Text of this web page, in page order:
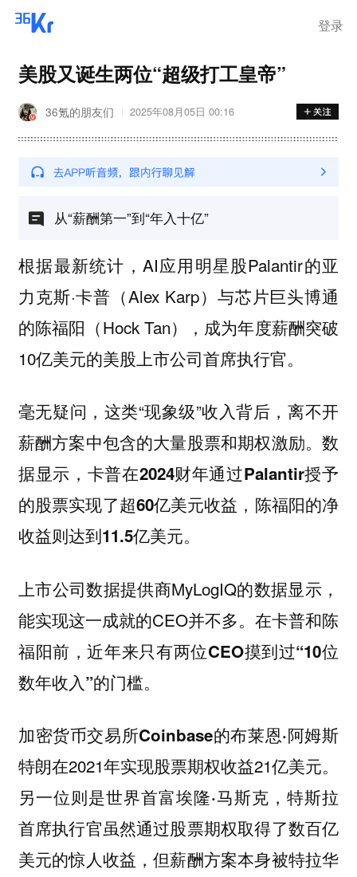
登录
美股又诞生两位“超级打工皇帝”
36氪的朋友们 2025年08月05日 00:16
从“薪酬第一”到“年入十亿”
根据最新统计，AI应用明星股Palantir的亚
力克斯·卡普（Alex Karp）与芯片巨头博通
的陈福阳（Hock Tan），成为年度薪酬突破
10亿美元的美股上市公司首席执行官。
毫无疑问，这类“现象级”收入背后，离不开
薪酬方案中包含的大量股票和期权激励。数
据显示， 卡普在2024财年通过Palantir授予
的股票实现了超60亿美元收益，陈福阳的净
收益则达到11.5亿美元。
上市公司数据提供商MyLogIQ的数据显示，
能实现这一成就的CEO并不多。在卡普和陈
福阳前，近年来只有两位CEO摸到过“10位
数年收入”的门槛。
加密货币交易所Coinbase的布莱恩·阿姆斯
特朗在2021年实现股票期权收益21亿美元。
另一位则是世界首富埃隆·马斯克 ，特斯拉
首席执行官虽然通过股票期权取得了数百亿
美元的惊人收益，但薪酬方案本身被特拉华